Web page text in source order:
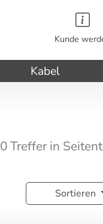
Kunde
Kabel
0 Treffer in
Sortieren